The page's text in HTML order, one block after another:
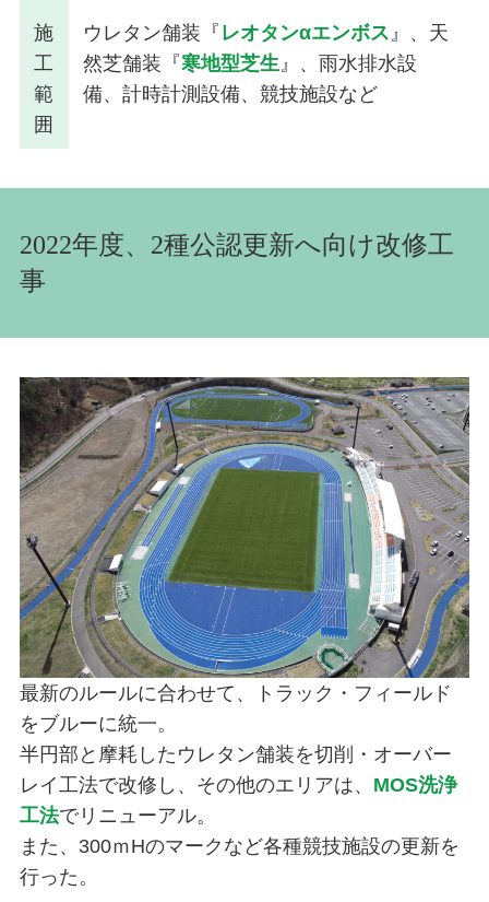
施
工
範
囲
ウレタン舗装『 レオタンαエンボス 』、天
然芝舗装『寒地型芝生 』、雨水排水設
備、計時計測設備、競技施設など
2022年度、2種公認更新へ向け改修工
事
最新のルールに合わせて、トラック・フィールド
をブルーに統一。
半円部と摩耗したウレタン舗装を切削・オーバー
レイ工法で改修し、その他のエリアは、 MOS洗浄
工法でリニューアル。
また、300ｍHのマークなど各種競技施設の更新を
行った。